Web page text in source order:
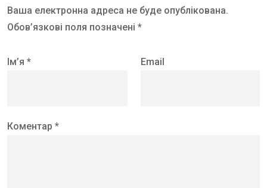
Ваша електронна адреса не буде опублікована.
Обов’язкові поля позначені *
Ім’я * Email
Коментар *